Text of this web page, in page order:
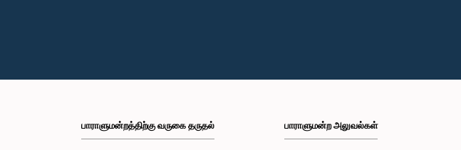
பாராளுமன்றத்திற்கு வருகை தருதல் பாராளுமன்ற அலுவல்கள்